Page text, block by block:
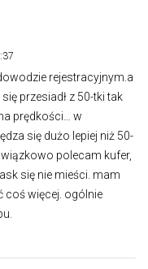
rejestracyjnym.a
przesiadł z 50-tki tak
prędkości… w
się dużo lepiej niż 50-
polecam kufer,
się nie mieści. mam
coś więcej. ogólnie